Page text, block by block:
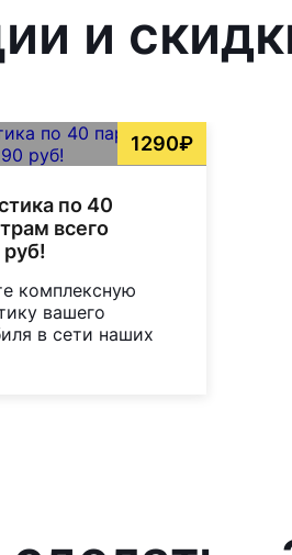
и
1290₽
по 40
всего
руб!
комплексную
вашего
в сети наших